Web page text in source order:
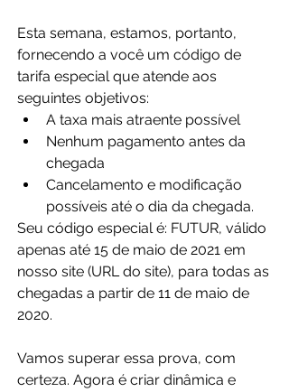
Esta semana, estamos, portanto,
fornecendo a você um código de
tarifa especial que atende aos
seguintes objetivos:
A taxa mais atraente possível
Nenhum pagamento antes da
chegada
Cancelamento e modificação
possíveis até o dia da chegada.
Seu código especial é: FUTUR, válido
apenas até 15 de maio de 2021 em
nosso site (URL do site), para todas as
chegadas a partir de 11 de maio de
2020.
Vamos superar essa prova, com
certeza. Agora é criar dinâmica e